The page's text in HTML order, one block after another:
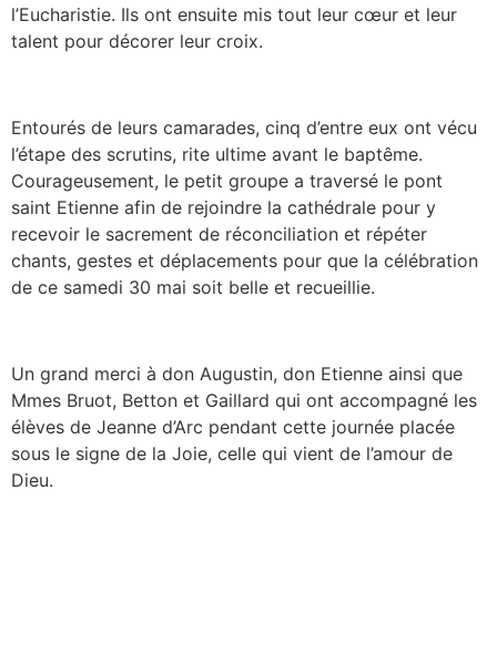
l’Eucharistie. Ils ont ensuite mis tout leur cœur et leur
talent pour décorer leur croix.
Entourés de leurs camarades, cinq d’entre eux ont vécu
l’étape des scrutins, rite ultime avant le baptême.
Courageusement, le petit groupe a traversé le pont
saint Etienne afin de rejoindre la cathédrale pour y
recevoir le sacrement de réconciliation et répéter
chants, gestes et déplacements pour que la célébration
de ce samedi 30 mai soit belle et recueillie.
Un grand merci à don Augustin, don Etienne ainsi que
Mmes Bruot, Betton et Gaillard qui ont accompagné les
élèves de Jeanne d’Arc pendant cette journée placée
sous le signe de la Joie, celle qui vient de l’amour de
Dieu.